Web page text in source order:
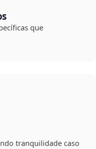
que
tranquilidade caso